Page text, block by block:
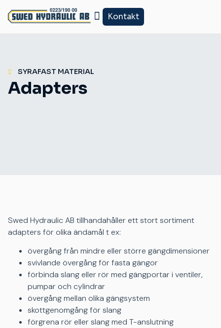
Kontakt
SYRAFAST MATERIAL
Adapters
Swed Hydraulic AB tillhandahåller ett stort sortiment
adapters för olika ändamål t ex:
övergång från mindre eller större gängdimensioner
svivlande övergång för fasta gängor
förbinda slang eller rör med gängportar i ventiler,
pumpar och cylindrar
övergång mellan olika gängsystem
skottgenomgång för slang
förgrena rör eller slang med T-anslutning